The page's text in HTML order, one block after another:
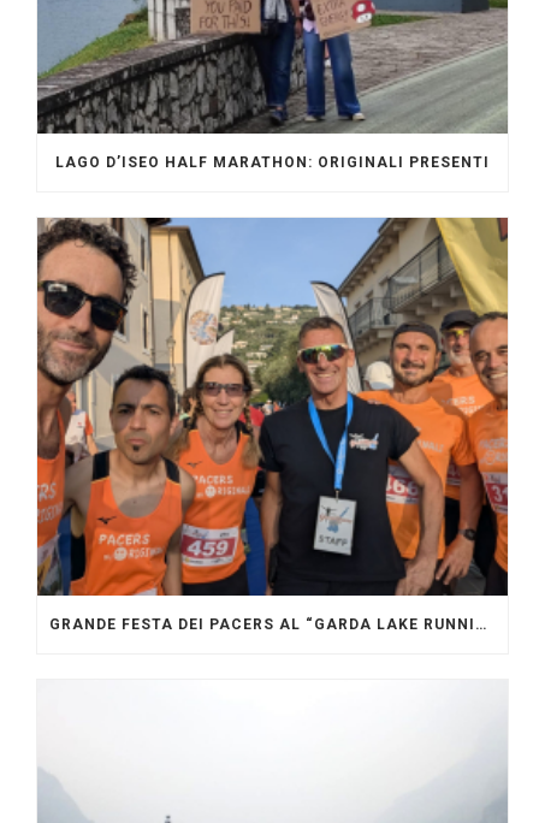
LAGO D’ISEO HALF MARATHON: ORIGINALI PRESENTI
GRANDE FESTA DEI PACERS AL “GARDA LAKE RUNNING FESTIVAL”